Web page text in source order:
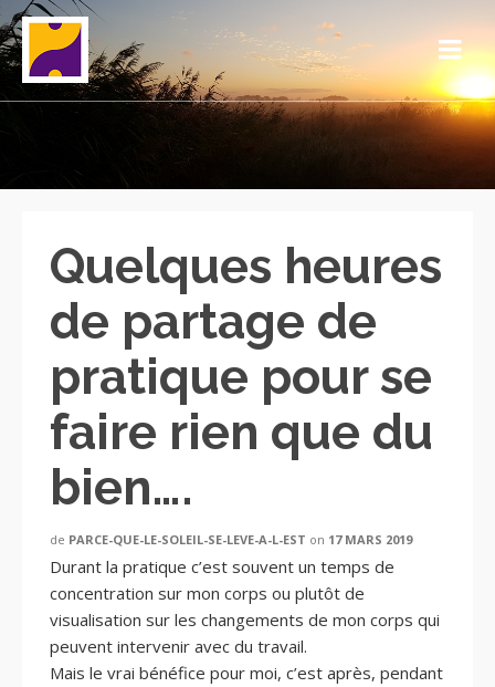
Quelques heures
de partage de
pratique pour se
faire rien que du
bien….
de PARCE-QUE-LE-SOLEIL-SE-LEVE-A-L-EST on 17 MARS 2019
Durant la pratique c’est souvent un temps de
concentration sur mon corps ou plutôt de
visualisation sur les changements de mon corps qui
peuvent intervenir avec du travail.
Mais le vrai bénéfice pour moi, c’est après, pendant